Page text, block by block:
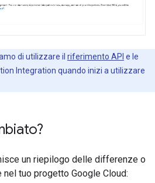
di utilizzare il riferimento API e le
Integration quando inizi a utilizzare
un riepilogo delle differenze o
tuo progetto Google Cloud: